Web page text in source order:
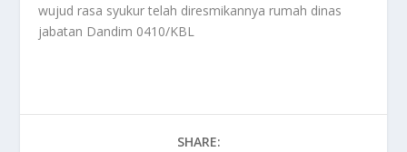
wujud rasa syukur telah diresmikannya rumah dinas
jabatan Dandim 0410/KBL
SHARE: